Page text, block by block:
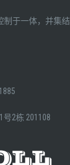
制于一体，并集结
2栋 201108